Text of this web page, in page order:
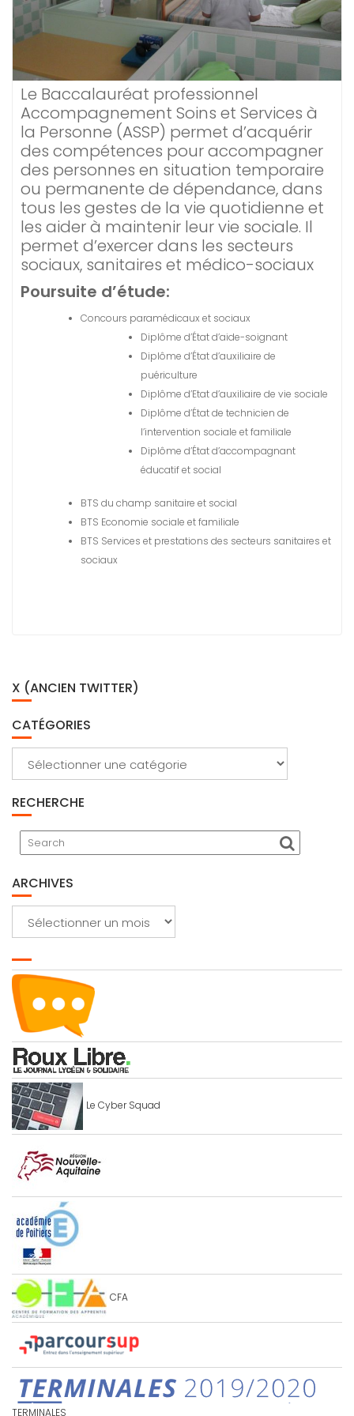
Le Baccalauréat professionnel
Accompagnement Soins et Services à
la Personne (ASSP) permet d’acquérir
des compétences pour accompagner
des personnes en situation temporaire
ou permanente de dépendance, dans
tous les gestes de la vie quotidienne et
les aider à maintenir leur vie sociale. Il
permet d’exercer dans les secteurs
sociaux, sanitaires et médico-sociaux
Poursuite d’étude:
Concours paramédicaux et sociaux
Diplôme d’État d’aide-soignant
Diplôme d’État d’auxiliaire de
puériculture
Diplôme d’Etat d’auxiliaire de vie sociale
Diplôme d’État de technicien de
l’intervention sociale et familiale
Diplôme d’État d’accompagnant
éducatif et social
BTS du champ sanitaire et social
BTS Economie sociale et familiale
BTS Services et prestations des secteurs sanitaires et
sociaux
X (ANCIEN TWITTER)
CATÉGORIES
RECHERCHE
ARCHIVES
Le Cyber Squad
CFA
TERMINALES